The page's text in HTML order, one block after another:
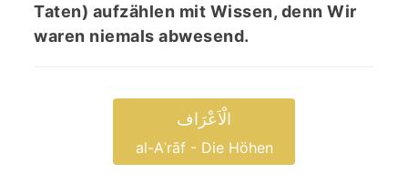
Taten) aufzählen mit Wissen, denn Wir
waren niemals abwesend.
الْاَعْرَاف
al-Aʿrāf - Die Höhen